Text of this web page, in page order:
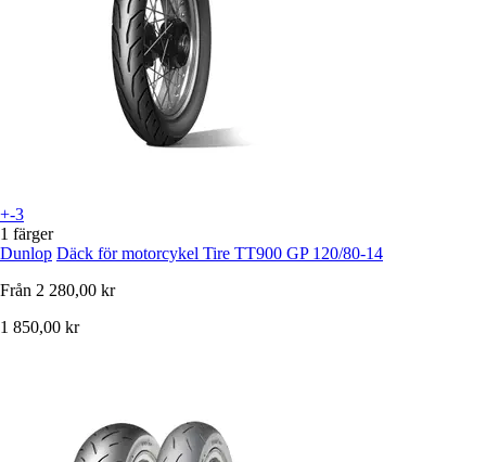
+-3
1 färger
Dunlop Däck för motorcykel Tire TT900 GP 120/80-14
Från 2 280,00 kr
1 850,00 kr